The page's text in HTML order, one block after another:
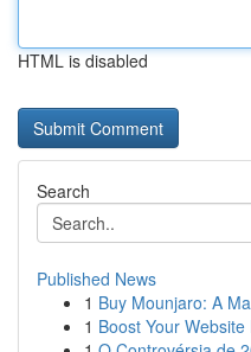
HTML is disabled
Search
Published News
1 Buy Mounjaro: A
1 Boost Your